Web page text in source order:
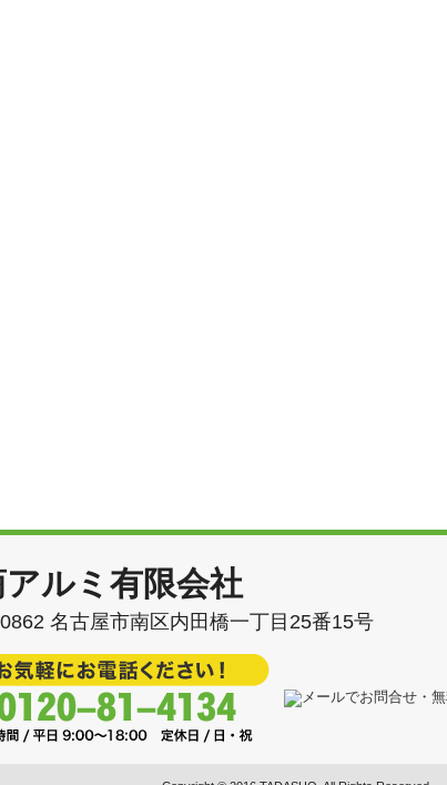
アルミ有限会社
名古屋市南区内田橋一丁目25番15号